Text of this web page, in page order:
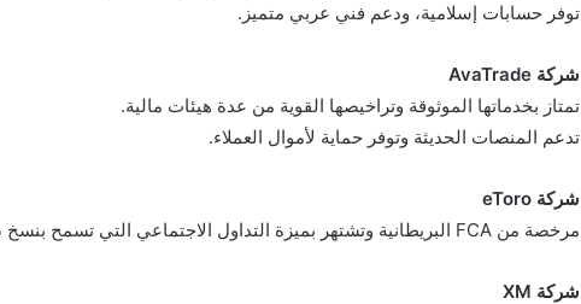
توفر حسابات إسلامية، ودعم فني عربي متميز.
شركة AvaTrade
تمتاز بخدماتها الموثوقة وتراخيصها القوية من عدة هيئات مالية.
تدعم المنصات الحديثة وتوفر حماية لأموال العملاء.
شركة eToro
مرخصة من FCA البريطانية وتشتهر بميزة التداول الاجتماعي التي تسمح بنسخ صفقات المتداولين المحترفين.
شركة XM